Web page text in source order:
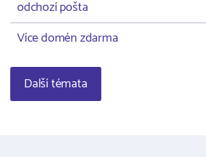
odchozí pošta
Více domén zdarma
Další témata